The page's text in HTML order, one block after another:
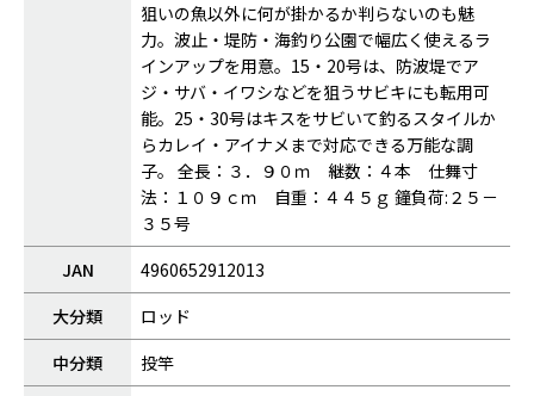
狙いの魚以外に何が掛かるか判らないのも魅
力。波止・堤防・海釣り公園で幅広く使えるラ
インアップを用意。15・20号は、防波堤でア
ジ・サバ・イワシなどを狙うサビキにも転用可
能。25・30号はキスをサビいて釣るスタイルか
らカレイ・アイナメまで対応できる万能な調
子。 全長：３．９０ｍ 継数：４本 仕舞寸
法：１０９ｃｍ 自重：４４５ｇ 鐘負荷:２５－
３５号
JAN
4960652912013
大分類
ロッド
中分類
投竿